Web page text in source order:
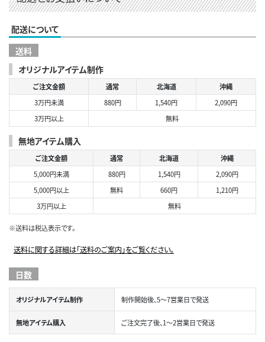
配送について
送料
オリジナルアイテム制作
ご注文金額 通常 北海道
沖縄
3万円未満
880円 1,540円
2,090円
3万円以上
無料
無地アイテム購入
ご注文金額 通常 北海道
沖縄
5,000円未満
880円 1,540円
2,090円
5,000円以上
無料 660円
1,210円
3万円以上
無料
※送料は税込表示です。
送料に関する詳細は「送料のご案内」をご覧ください。
日数
オリジナルアイテム制作 制作開始後、5～7営業日で発送
無地アイテム購入 ご注文完了後、1～2営業日で発送